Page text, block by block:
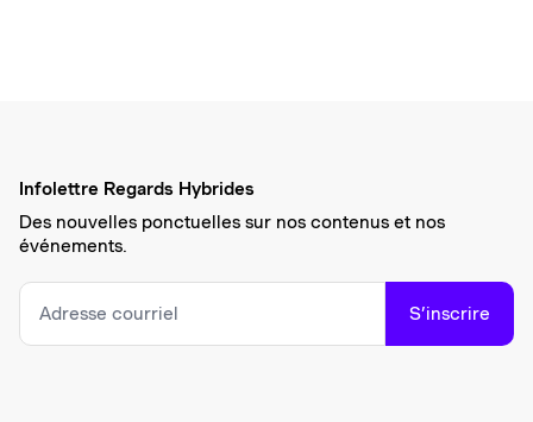
Infolettre Regards Hybrides
Des nouvelles ponctuelles sur nos contenus et nos
événements.
S’inscrire